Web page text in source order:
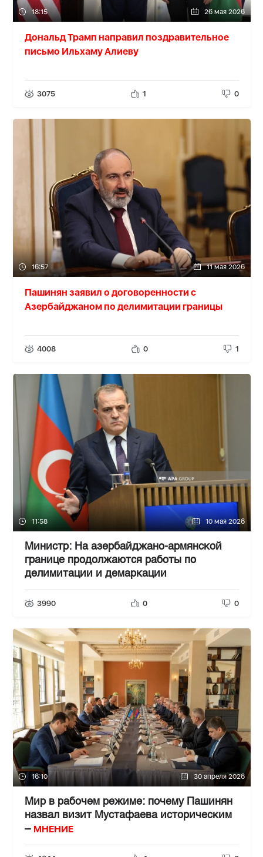
18:15 26 мая 2026
Дональд Трамп направил поздравительное
письмо Ильхаму Алиеву
3075 1 0
16:57 11 мая 2026
Пашинян заявил о договоренности с
Азербайджаном по делимитации границы
4008 0 1
11:58 10 мая 2026
Министр: На азербайджано-армянской
границе продолжаются работы по
делимитации и демаркации
3990 0 0
16:10 30 апреля 2026
Мир в рабочем режиме: почему Пашинян
назвал визит Мустафаева историческим
– МНЕНИЕ